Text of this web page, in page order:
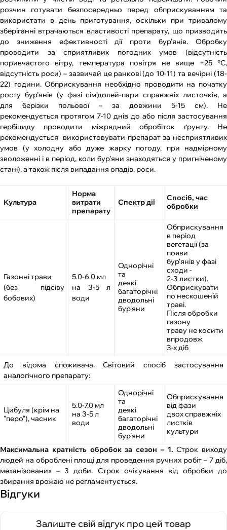
розчин готувати безпосередньо перед обприскуванням та
використати в день приготування, оскільки при тривалому
зберіганні втрачаються властивості препарату, що призводить
до зниження ефективності дії проти бур’янів. Обробку
проводити за сприятливих погодних умов (відсутність
поривчастого вітру, температура повітря не вище +25 °С,
відсутність роси) – зазвичай це ранкові (до 10-11) та вечірні (18-
22) години. Обприскування необхідно проводити на початку
росту бур’янів (у фазі сім’долей-пари справжніх листочків, а
для берізки польової – за довжини 5-15 см). Не
рекомендується протягом 7-10 днів до або після застосування
гербіциду проводити міжрядний обробіток ґрунту. Не
рекомендується використовувати препарат за несприятливих
умов (у холодну або дуже жарку погоду, при надмірному
зволоженні і в період, коли бур’яни знаходяться у пригніченому
стані), а також після випадання опадів, роси.
Культура
Норма
витрати
препарату
Спектр дії
Спосіб, час
обробки
Газонні трави
(без підсіву
бобових)
5.0-6.0 мл
на 3-5 л
води
Однорічні
та
деякі
багаторічні
дводольні
бур'яни
Обприскування
в період
вегетації (за
появи
бур'янів у фазі
сходи -
2-3 листки).
Обприскувати
по нескошеній
траві.
Після обробки
газону
траву не косити
впродовж
3-х діб
До відома споживача. Світовий спосіб застосування
аналогічного препарату:
Цибуля (крім на
"перо"), часник
5.0-7.0 мл
на 3-5 л
води
Однорічні
та
деякі
багаторічні
дводольні
бур'яни
Обприскування
від фази
двох справжніх
листків
культури
Максимальна кратність обробок за сезон – 1.Строк виходу
людей на оброблені площі для проведення ручних робіт – 7 діб,
механізованих – 3 доби. Строк очікування від обробки до
збирання врожаю не регламентується.
Відгуки
Залиште свій відгук про цей товар